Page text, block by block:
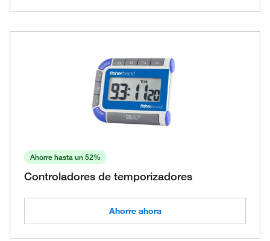
Ahorre hasta un 52%
Controladores de temporizadores
Ahorre ahora